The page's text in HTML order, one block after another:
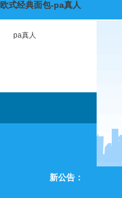
欧式经典面包-pa真人
pa真人
新公告：